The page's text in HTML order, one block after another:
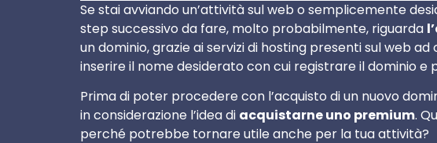
Se stai avviando un’attività sul web o semplicemente
step successivo da fare, molto probabilmente, riguarda
un dominio, grazie ai servizi di hosting presenti sul web
inserire il nome desiderato con cui registrare il dominio e
Prima di poter procedere con l’acquisto di un nuovo
in considerazione l’idea di acquistarne uno premium.
perché potrebbe tornare utile anche per la tua attività?